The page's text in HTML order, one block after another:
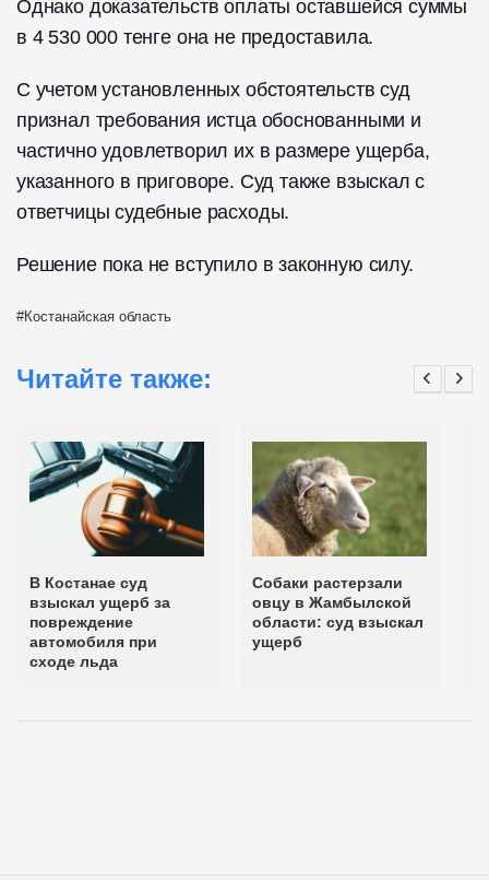
Однако доказательств оплаты оставшейся суммы
в 4 530 000 тенге она не предоставила.
С учетом установленных обстоятельств суд
признал требования истца обоснованными и
частично удовлетворил их в размере ущерба,
указанного в приговоре. Суд также взыскал с
ответчицы судебные расходы.
Решение пока не вступило в законную силу.
Костанайская область
Читайте также:
В Костанае суд
взыскал ущерб за
повреждение
автомобиля при
сходе льда
Собаки растерзали
овцу в Жамбылской
области: суд взыскал
ущерб